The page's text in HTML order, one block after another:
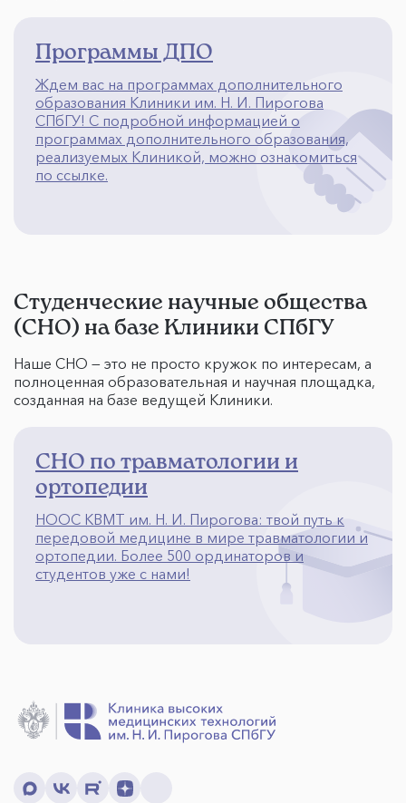
Программы ДПО
Ждем вас на программах дополнительного
образования Клиники им. Н. И. Пирогова
СПбГУ! С подробной информацией о
программах дополнительного образования,
реализуемых Клиникой, можно ознакомиться
по ссылке.
Студенческие научные общества
(СНО) на базе Клиники СПбГУ
Наше СНО — это не просто кружок по интересам, а
полноценная образовательная и научная площадка,
созданная на базе ведущей Клиники.
СНО по травматологии и
ортопедии
НООС КВМТ им. Н. И. Пирогова: твой путь к
передовой медицине в мире травматологии и
ортопедии. Более 500 ординаторов и
студентов уже с нами!